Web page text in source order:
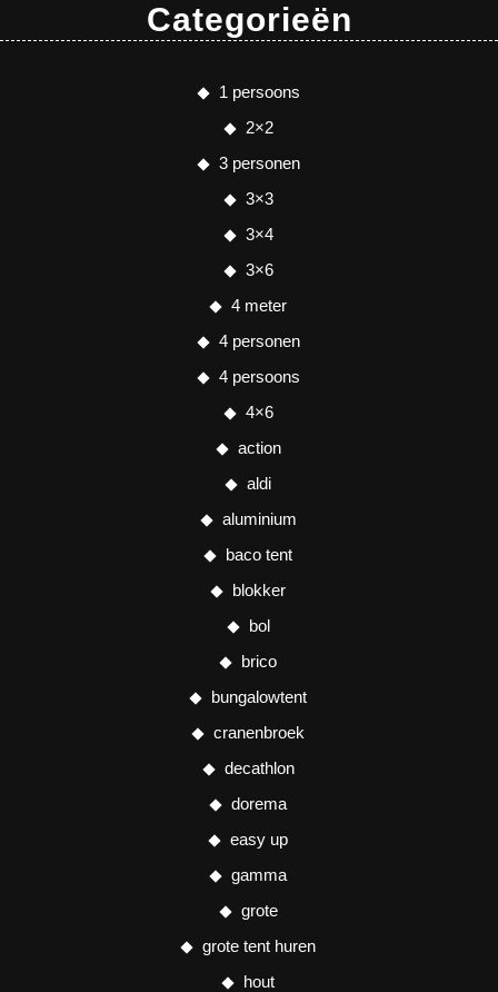
Categorieën
1 persoons
2×2
3 personen
3×3
3×4
3×6
4 meter
4 personen
4 persoons
4×6
action
aldi
aluminium
baco tent
blokker
bol
brico
bungalowtent
cranenbroek
decathlon
dorema
easy up
gamma
grote
grote tent huren
hout